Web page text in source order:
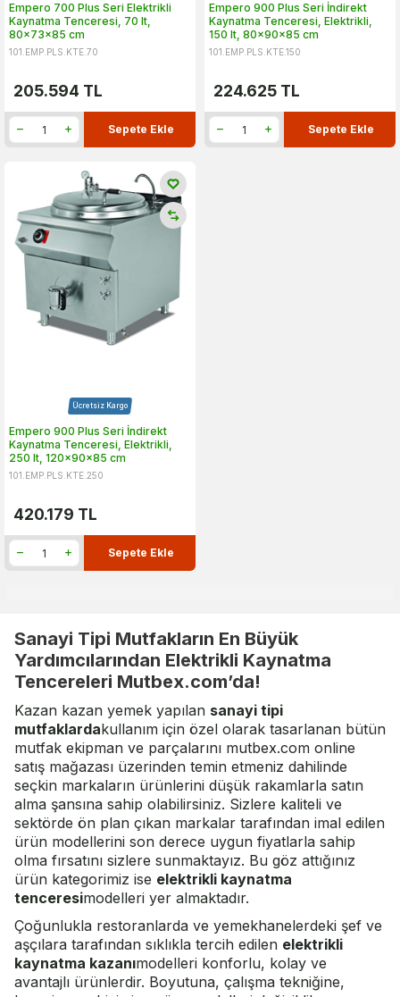
Empero 700 Plus Seri Elektrikli
Kaynatma Tenceresi, 70 lt,
80x73x85 cm
101.EMP.PLS.KTE.70
205.594 TL
Sepete Ekle
Empero 900 Plus Seri İndirekt
Kaynatma Tenceresi, Elektrikli,
150 lt, 80x90x85 cm
101.EMP.PLS.KTE.150
224.625 TL
Sepete Ekle
Ücretsiz Kargo
Empero 900 Plus Seri İndirekt
Kaynatma Tenceresi, Elektrikli,
250 lt, 120x90x85 cm
101.EMP.PLS.KTE.250
420.179 TL
Sepete Ekle
Sanayi Tipi Mutfakların En Büyük
Yardımcılarından Elektrikli Kaynatma
Tencereleri Mutbex.com’da!
Kazan kazan yemek yapılan sanayi tipi
mutfaklardakullanım için özel olarak tasarlanan bütün
mutfak ekipman ve parçalarını mutbex.com online
satış mağazası üzerinden temin etmeniz dahilinde
seçkin markaların ürünlerini düşük rakamlarla satın
alma şansına sahip olabilirsiniz. Sizlere kaliteli ve
sektörde ön plan çıkan markalar tarafından imal edilen
ürün modellerini son derece uygun fiyatlarla sahip
olma fırsatını sizlere sunmaktayız. Bu göz attığınız
ürün kategorimiz ise elektrikli kaynatma
tenceresimodelleri yer almaktadır.
Çoğunlukla restoranlarda ve yemekhanelerdeki şef ve
aşçılara tarafından sıklıkla tercih edilen elektrikli
kaynatma kazanımodelleri konforlu, kolay ve
avantajlı ürünlerdir. Boyutuna, çalışma tekniğine,